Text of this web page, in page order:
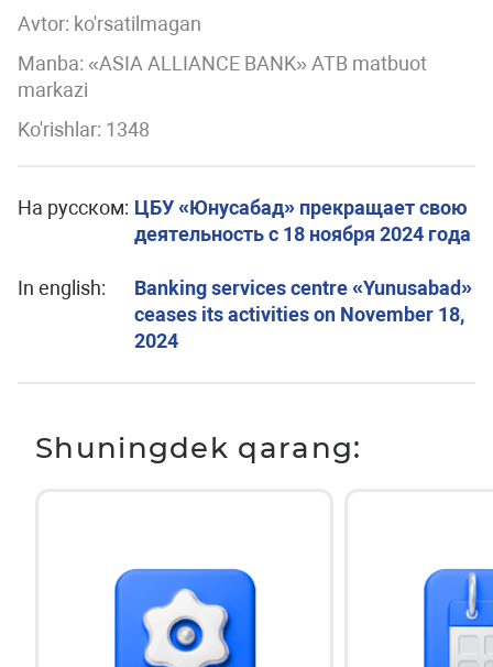
Avtor: ko'rsatilmagan
Manba: «ASIA ALLIANCE BANK» ATB matbuot
markazi
Ko'rishlar: 1348
На русском: ЦБУ «Юнусабад» прекращает свою
деятельность с 18 ноября 2024 года
In english:
Banking services centre «Yunusabad»
ceases its activities on November 18,
2024
Shuningdek qarang: